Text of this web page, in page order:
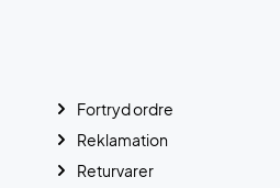
Fortryd ordre
Reklamation
Returvarer